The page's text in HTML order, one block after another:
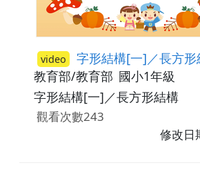
video 字形結構[一]／長方形
教育部/教育部 國小1年級
字形結構[一]／長方形結構
觀看次數243
修改日